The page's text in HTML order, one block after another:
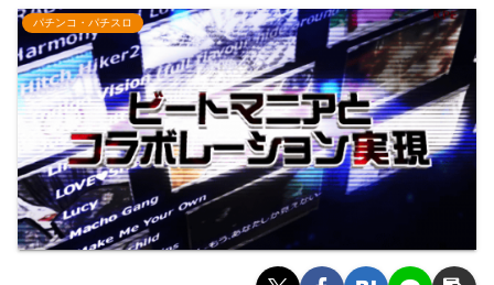
パチンコ・パチスロ